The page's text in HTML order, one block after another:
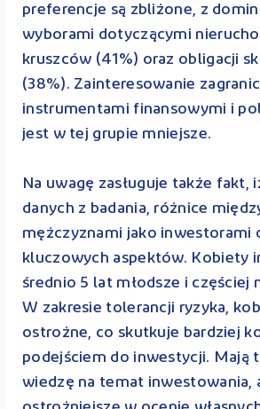
preferencje są zbliżone, z
wyborami dotyczącymi
kruszców (41%) oraz obligacji
(38%). Zainteresowanie
instrumentami finansowymi i
jest w tej grupie mniejsze.
Na uwagę zasługuje także fakt,
danych z badania, różnice
mężczyznami jako inwestorami
kluczowych aspektów. Kobiety
średnio 5 lat młodsze i częściej
W zakresie tolerancji ryzyka,
ostrożne, co skutkuje bardziej
podejściem do inwestycji. Mają
wiedzę na temat inwestowania,